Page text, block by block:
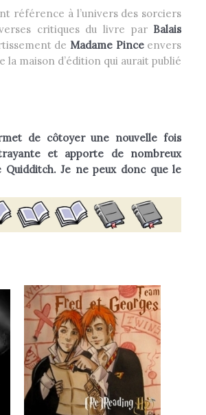
référence à l’univers des sorciers
critiques du livre par Balais
de Madame Pinceenvers
maison d’édition qui aurait publié
de côtoyer une nouvelle fois
et apporte de nombreux
Je ne peux donc que le